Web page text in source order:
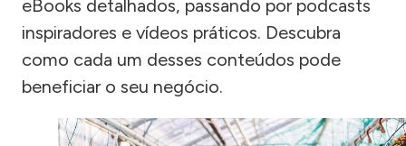
eBooks detalhados, passando por podcasts
inspiradores e vídeos práticos. Descubra
como cada um desses conteúdos pode
beneficiar o seu negócio.